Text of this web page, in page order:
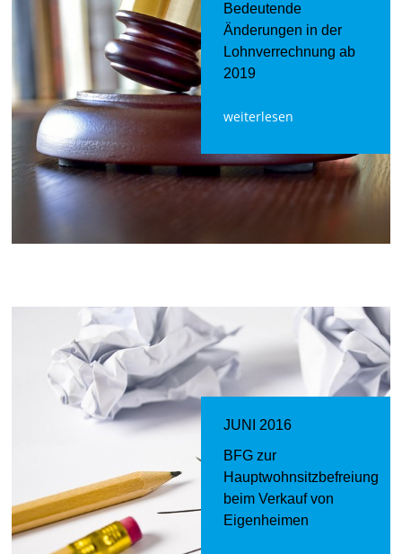
Bedeutende
Änderungen in der
Lohnverrechnung ab
2019
weiterlesen
JUNI 2016
BFG zur
Hauptwohnsitzbefreiung
beim Verkauf von
Eigenheimen